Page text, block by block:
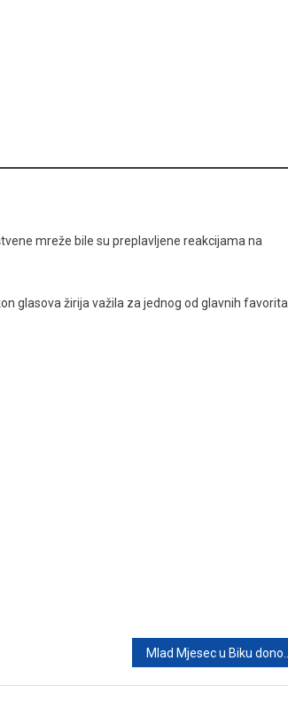
mreže bile su preplavljene reakcijama na
glasova žirija važila za jednog od glavnih favorita.